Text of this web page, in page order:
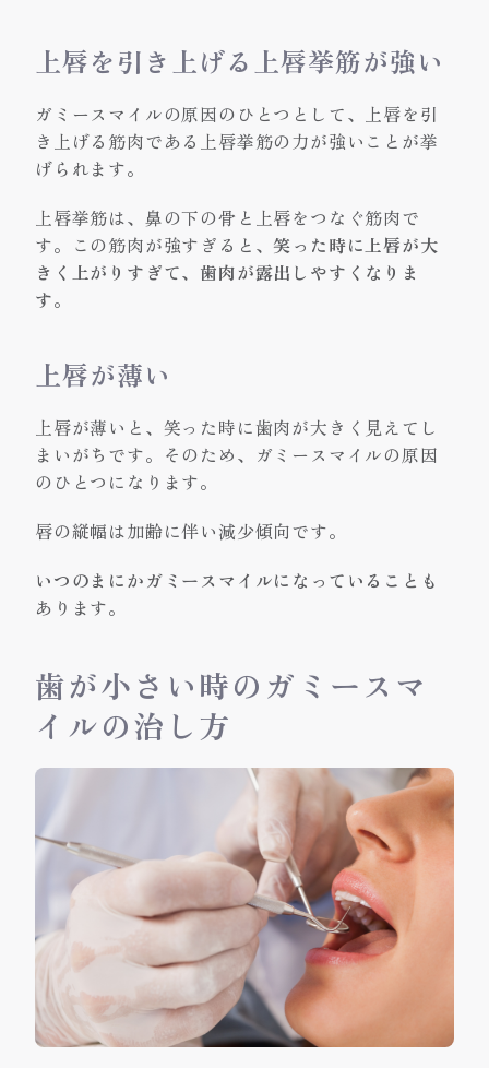
上唇を引き上げる上唇挙筋が強い
ガミースマイルの原因のひとつとして、上唇を引
き上げる筋肉である上唇挙筋の力が強いことが挙
げられます。
上唇挙筋は、鼻の下の骨と上唇をつなぐ筋肉で
す。この筋肉が強すぎると、笑った時に上唇が大
きく上がりすぎて、歯肉が露出しやすくなりま
す。
上唇が薄い
上唇が薄いと、笑った時に歯肉が大きく見えてし
まいがちです。そのため、ガミースマイルの原因
のひとつになります。
唇の縦幅は加齢に伴い減少傾向です。
いつのまにかガミースマイルになっていることも
あります。
歯が小さい時のガミースマ
イルの治し方